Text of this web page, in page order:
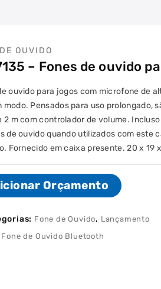
OUVIDO
– Fones de ouvido
ouvido para jogos com microfone de
modo. Pensados para uso prolongado,
2 m com controlador de volume.
de ouvido quando utilizados com este
Fornecido em caixa presente. 20 x 19 x
Orçamento
Fone de Ouvido, Lançamento
Fone de Ouvido Bluetooth